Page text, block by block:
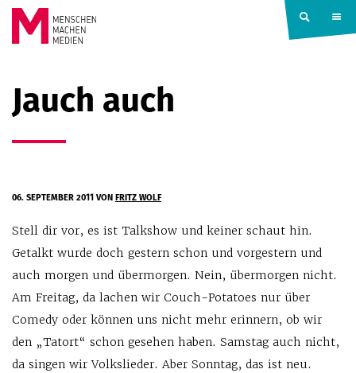
Springe zum Inhalt
MACHEN
MEDIEN
Jauch auch
06. SEPTEMBER 2011VONFRITZ WOLF
Stell dir vor, es ist Talkshow und keiner schaut hin.
Getalkt wurde doch gestern schon und vorgestern und
auch morgen und übermorgen. Nein, übermorgen nicht.
Am Freitag, da lachen wir Couch-Potatoes nur über
Comedy oder können uns nicht mehr erinnern, ob wir
den „Tatort“ schon gesehen haben. Samstag auch nicht,
da singen wir Volkslieder. Aber Sonntag, das ist neu.